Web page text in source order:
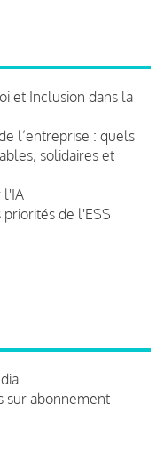
et Inclusion dans la
l’entreprise : quels
solidaires et
l'IA
de l'ESS
sur abonnement